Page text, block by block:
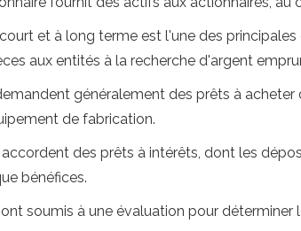
et à long terme est l'une des
aux entités à la recherche d'argent
généralement des prêts à
de fabrication.
des prêts à intérêts, dont les
bénéfices.
soumis à une évaluation pour